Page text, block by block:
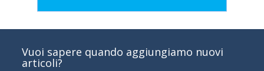
Vuoi sapere quando aggiungiamo nuovi
articoli?